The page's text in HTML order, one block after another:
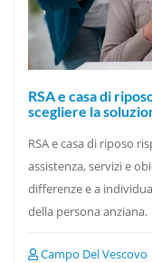
RSA e casa di
scegliere la
RSA e casa di riposo
assistenza, servizi e
differenze e a
della persona anziana.
Campo Del Vescovo